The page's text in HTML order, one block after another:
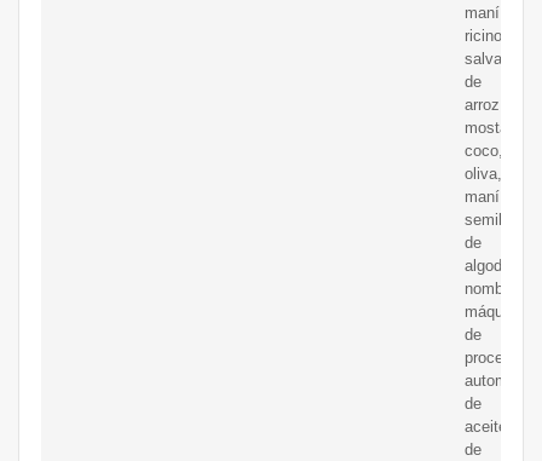
maní,
ricino,
salvado
de
arroz,
mostaza,
coco,
oliva,
maní,
semilla
de
algodón
nombre:
máquina
de
automático
de
aceite
de